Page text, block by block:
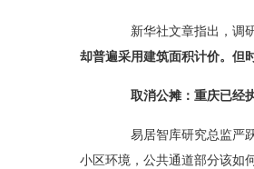
新华社文章指出，调研
却普遍采用建筑面积计价。但
取消公摊：重庆已经
易居智库研究总监严跃
小区环境，公共通道部分该如